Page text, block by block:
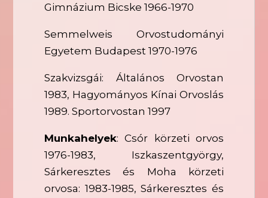
Gimnázium Bicske 1966-1970
Semmelweis Orvostudományi
Egyetem Budapest 1970-1976
Szakvizsgái: Általános Orvostan
1983, Hagyományos Kínai Orvoslás
1989. Sportorvostan 1997
Munkahelyek: Csór körzeti orvos
1976-1983, Iszkaszentgyörgy,
Sárkeresztes és Moha körzeti
orvosa: 1983-1985, Sárkeresztes és